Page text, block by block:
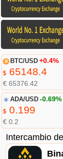
BTC/USD +0.4%
$65148.4
€ 65376.42
ADA/USD -0.69%
$0.199
€ 0.2
Intercambio